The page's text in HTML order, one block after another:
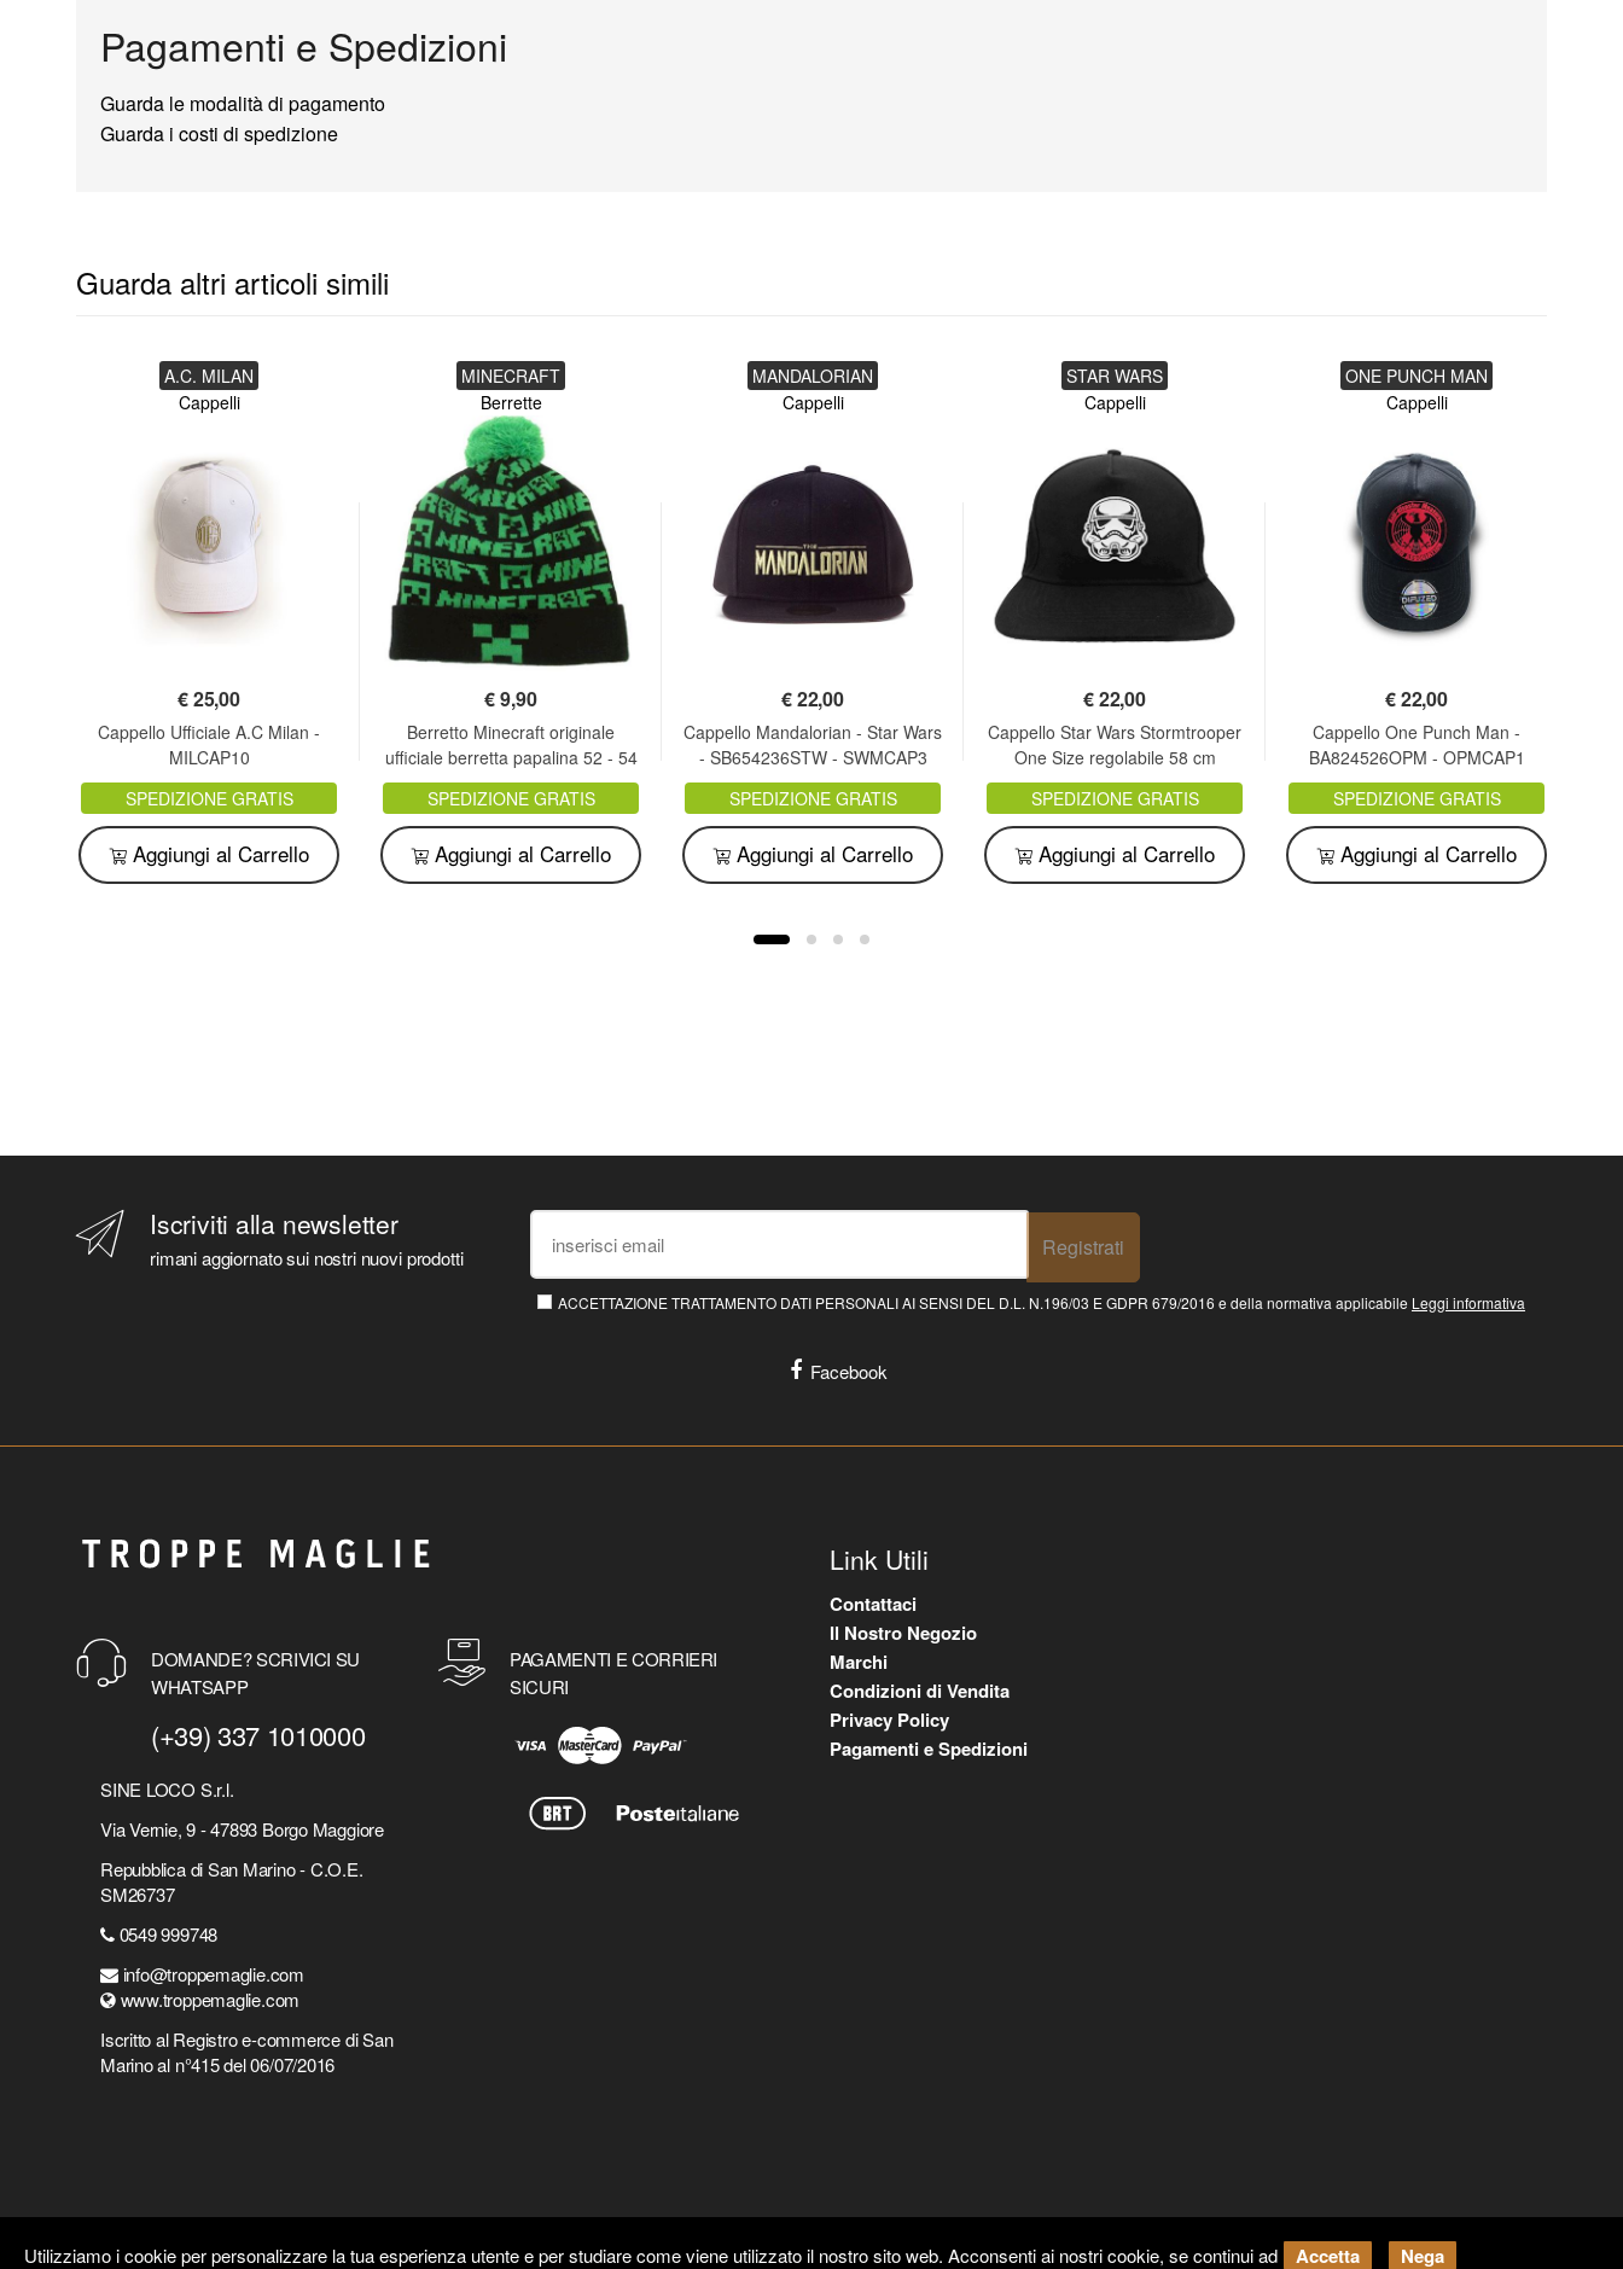
Pagamenti e Spedizioni
Guarda le modalità di pagamento
Guarda i costi di spedizione
Guarda altri articoli simili
A.C. MILAN
Cappelli
€25,00
Cappello Ufficiale A.C Milan -
MILCAP10
SPEDIZIONE GRATIS
Aggiungi al Carrello
MINECRAFT
Berrette
€9,90
Berretto Minecraft originale
ufficiale berretta papalina 52 - 54
sottocosto
SPEDIZIONE GRATIS
Aggiungi al Carrello
MANDALORIAN
Cappelli
€22,00
Cappello Mandalorian - Star Wars
- SB654236STW - SWMCAP3
SPEDIZIONE GRATIS
Aggiungi al Carrello
STAR WARS
Cappelli
€22,00
Cappello Star Wars Stormtrooper
One Size regolabile 58 cm
originale ufficiale
SPEDIZIONE GRATIS
Aggiungi al Carrello
ONE PUNCH MAN
Cappelli
€22,00
Cappello One Punch Man -
BA824526OPM - OPMCAP1
SPEDIZIONE GRATIS
Aggiungi al Carrello
Iscriviti alla newsletter
rimani aggiornato sui nostri nuovi prodotti Registrati
ACCETTAZIONE TRATTAMENTO DATI PERSONALI AI SENSI DEL D.L. N.196/03 E GDPR 679/2016 e della normativa applicabile Leggi informativa
Facebook
DOMANDE? SCRIVICI SU
WHATSAPP
(+39) 337 1010000
SINE LOCO S.r.l.
Via Vernie, 9 - 47893 Borgo Maggiore
Repubblica di San Marino - C.O.E.
SM26737
0549 999748
info@troppemaglie.com
www.troppemaglie.com
Iscritto al Registro e-commerce di San
Marino al n°415 del 06/07/2016
PAGAMENTI E CORRIERI
SICURI
Link Utili
Contattaci
Il Nostro Negozio
Marchi
Condizioni di Vendita
Privacy Policy
Pagamenti e Spedizioni
Utilizziamo i cookie per personalizzare la tua esperienza utente e per studiare come viene utilizzato il nostro sito web. Acconsenti ai nostri cookie, se continui ad Accetta Nega